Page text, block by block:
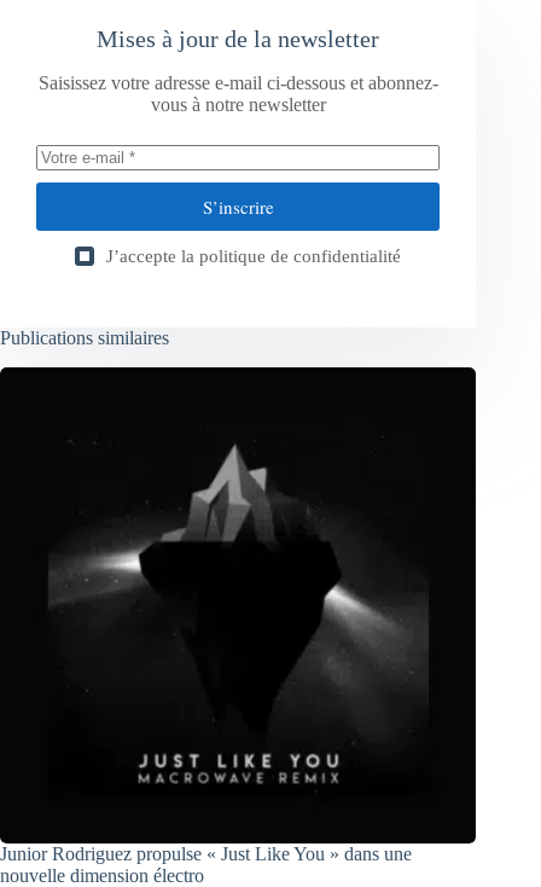
Mises à jour de la newsletter
Saisissez votre adresse e-mail ci-dessous et abonnez-
vous à notre newsletter
S’inscrire
J’accepte la politique de confidentialité
Publications similaires
Junior Rodriguez propulse « Just Like You » dans une
nouvelle dimension électro